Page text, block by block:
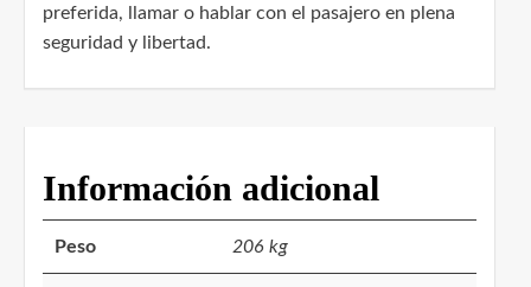
preferida, llamar o hablar con el pasajero en plena
seguridad y libertad.
Información adicional
Peso 206 kg